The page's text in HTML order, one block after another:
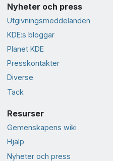
Nyheter och press
Utgivningsmeddelanden
KDE:s bloggar
Planet KDE
Presskontakter
Diverse
Tack
Resurser
Gemenskapens wiki
Hjälp
Nyheter och press